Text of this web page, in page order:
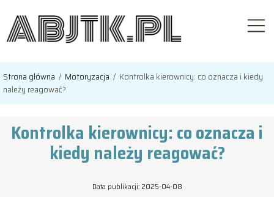
Strona główna / Motoryzacja / Kontrolka kierownicy: co oznacza i kiedy
należy reagować?
Kontrolka kierownicy: co oznacza i
kiedy należy reagować?
Data publikacji: 2025-04-08